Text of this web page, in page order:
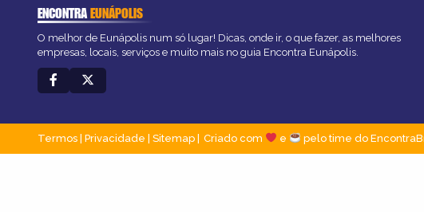
ENCONTRAEUNÁPOLIS
O melhor de Eunápolis num só lugar! Dicas, onde ir, o que fazer, as melhores
empresas, locais, serviços e muito mais no guia Encontra Eunápolis.
Termos Privacidade Sitemap Criado com e pelo time do